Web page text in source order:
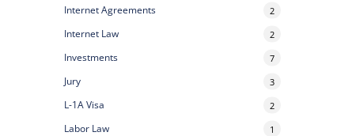
Internet Agreements 2
Internet Law 2
Investments 7
Jury 3
L-1A Visa 2
Labor Law 1